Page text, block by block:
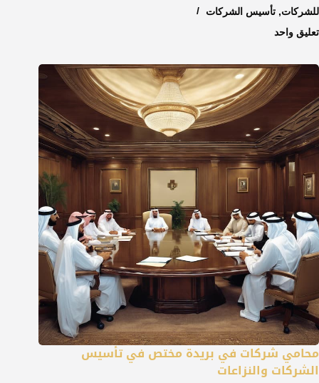
للشركات, تأسيس الشركات
تعليق واحد
محامي شركات في بريدة مختص في تأسيس
الشركات والنزاعات